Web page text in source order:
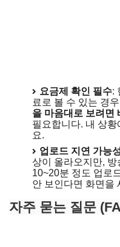
요금제 확인 필수:
료로 볼 수 있는 경
을 마음대로 보려면
필요합니다. 내 상황
요.
업로드 지연 가능
상이 올라오지만,
10~20분 정도 업로
안 보인다면 화면을
자주 묻는 질문